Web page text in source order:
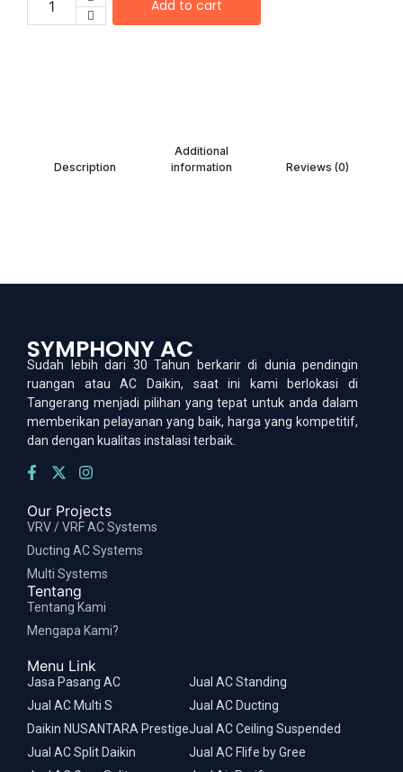
Add to cart
Description
Additional
information
Reviews (0)
SYMPHONY AC
Sudah lebih dari 30 Tahun berkarir di dunia pendingin
ruangan atau AC Daikin, saat ini kami berlokasi di
Tangerang menjadi pilihan yang tepat untuk anda dalam
memberikan pelayanan yang baik, harga yang kompetitif,
dan dengan kualitas instalasi terbaik.
Our Projects
VRV / VRF AC Systems
Ducting AC Systems
Multi Systems
Tentang
Tentang Kami
Mengapa Kami?
Menu Link
Jasa Pasang AC
Jual AC Multi S
Daikin NUSANTARA Prestige
Jual AC Split Daikin
Jual AC Standing
Jual AC Ducting
Jual AC Ceiling Suspended
Jual AC Flife by Gree